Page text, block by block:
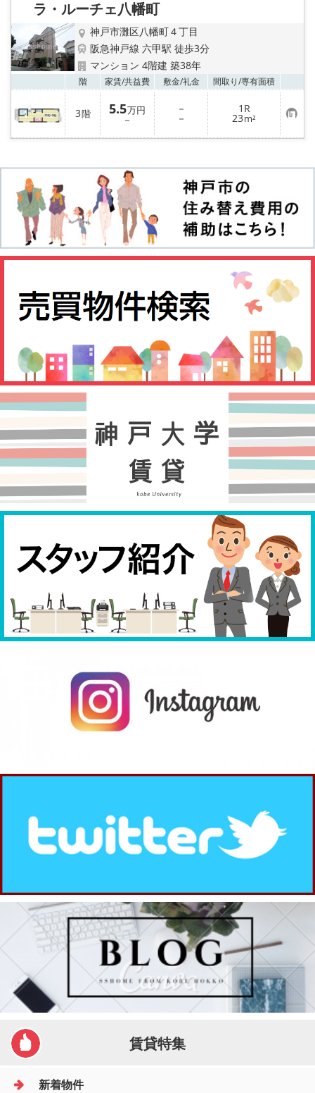
ラ・ルーチェ八幡町
神戸市灘区八幡町４丁目
阪急神戸線 六甲駅 徒歩3分
マンション 4階建 築38年
階 家賃/共益費 敷金/礼金 間取り/専有面積
3階 5.5万円
－
－
－
1R
23m² お
気
に
登
賃貸特集
新着物件